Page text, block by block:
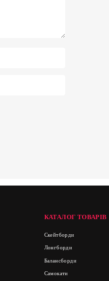
КАТАЛОГ ТОВАРІВ
Скейтборди
Лонгборди
Балансборди
Самокати